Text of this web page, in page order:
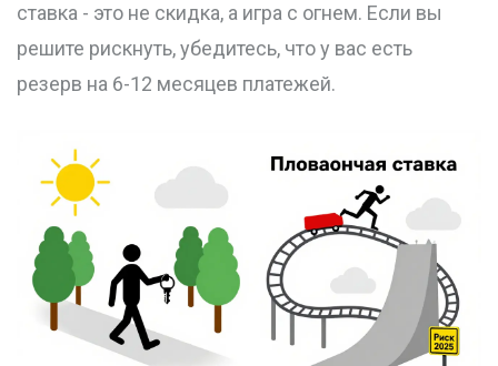
ставка - это не скидка, а игра с огнем. Если вы
решите рискнуть, убедитесь, что у вас есть
резерв на 6-12 месяцев платежей.